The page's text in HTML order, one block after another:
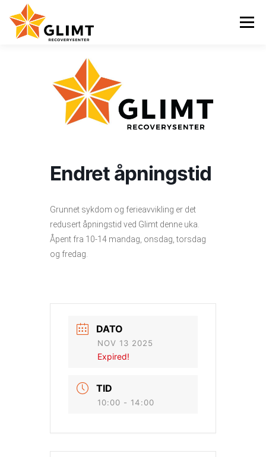
innhold
Meny
NYHETER
ENGLISH
Endret åpningstid
Grunnet sykdom og ferieavvikling er det
redusert åpningstid ved Glimt denne uka.
Åpent fra 10-14 mandag, onsdag, torsdag
og fredag.
DATO
NOV 13 2025
Expired!
TID
10:00 - 14:00